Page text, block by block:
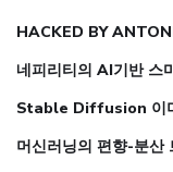
HACKED BY
네피리티의 AI기반 스
Stable Diffusion 이
머신러닝의 편향-분산